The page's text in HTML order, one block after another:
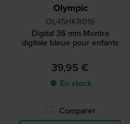
Olympic
OL45HKR016
Digital 36 mm Montre
digitale bleue pour enfants
39,95 €
● En stock
Comparer